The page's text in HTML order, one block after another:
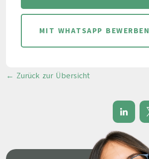
MIT WHATSAPP BEWERBEN
← Zurück zur Übersicht